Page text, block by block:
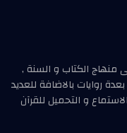
الكتاب و السنة ,
روايات بالاضافة للعديد
و التحميل للقرآن